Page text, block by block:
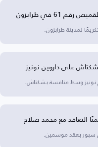
61 في طرابزون
على داروين نونيز
وسط منافسة بشكتاش.
التعاقد مع محمد صلاح
سبور بعقد موسمين.